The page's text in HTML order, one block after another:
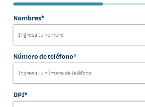
Nombres*
Número de teléfono*
DPI*